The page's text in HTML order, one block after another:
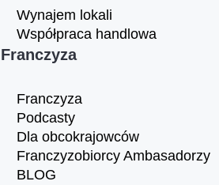
Wynajem lokali
Współpraca handlowa
Franczyza
Franczyza
Podcasty
Dla obcokrajowców
Franczyzobiorcy Ambasadorzy
BLOG